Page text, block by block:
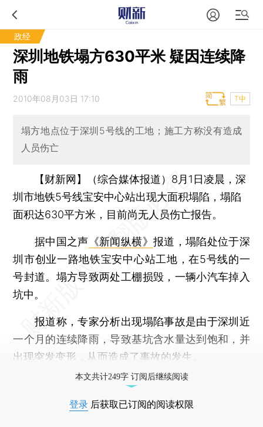
政经
深圳地铁塌方630平米 疑因连续降
雨
2010年08月03日 17:10 T中
塌方地点位于深圳5号线的工地；施工方称没有造成
人员伤亡
【财新网】（综合媒体报道） 8月1日凌晨，深
圳市地铁5号线宝安中心站出现大面积塌陷，塌陷
面积达630平方米，目前尚无人员伤亡报告。
据中国之声 《新闻纵横》 报道，塌陷处位于深
圳市创业一路地铁宝安中心站工地，在5号线的一
号封道。塌方导致两处工棚损毁，一辆小汽车掉入
坑中。
报道称，专家分析出现塌陷事故是由于深圳近
一个月的连续降雨，导致基坑含水量达到饱和，并
出现突发变形，从而造成了事故的发生。
本文共计249字 订阅后继续阅读
登录 后获取已订阅的阅读权限